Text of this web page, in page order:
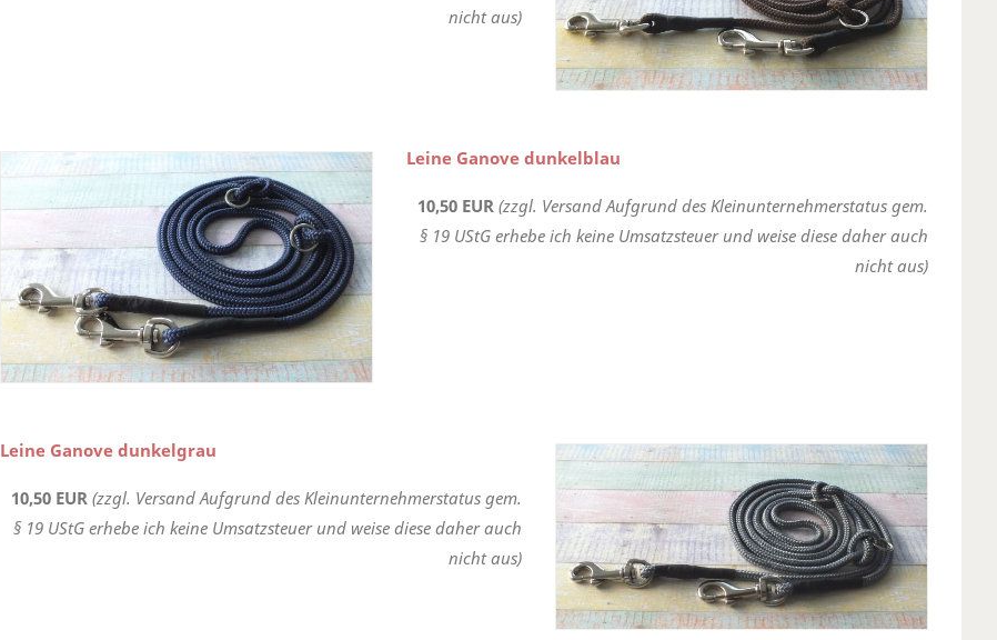
nicht aus)
Leine Ganove dunkelblau
10,50 EUR (zzgl. Versand Aufgrund des Kleinunternehmerstatus gem.
§ 19 UStG erhebe ich keine Umsatzsteuer und weise diese daher auch
nicht aus)
Leine Ganove dunkelgrau
10,50 EUR (zzgl. Versand Aufgrund des Kleinunternehmerstatus gem.
§ 19 UStG erhebe ich keine Umsatzsteuer und weise diese daher auch
nicht aus)